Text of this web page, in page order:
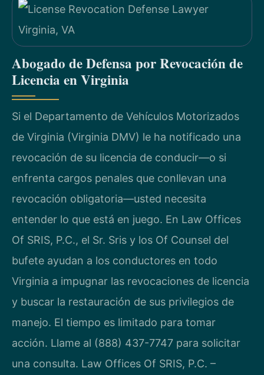
Abogado de Defensa por Revocación de
Licencia en Virginia
Si el Departamento de Vehículos Motorizados
de Virginia (Virginia DMV) le ha notificado una
revocación de su licencia de conducir—o si
enfrenta cargos penales que conllevan una
revocación obligatoria—usted necesita
entender lo que está en juego. En Law Offices
Of SRIS, P.C., el Sr. Sris y los Of Counsel del
bufete ayudan a los conductores en todo
Virginia a impugnar las revocaciones de licencia
y buscar la restauración de sus privilegios de
manejo. El tiempo es limitado para tomar
acción. Llame al (888) 437-7747 para solicitar
una consulta. Law Offices Of SRIS, P.C. –